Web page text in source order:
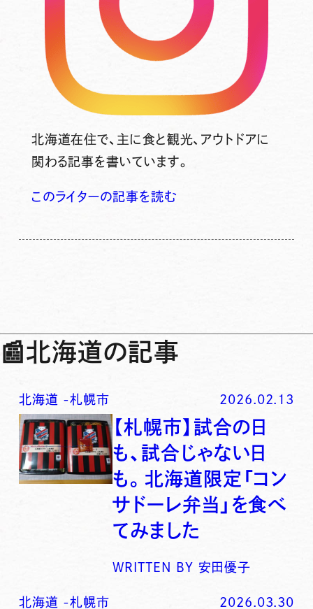
北海道在住で、主に食と観光、アウトドアに
関わる記事を書いています。
このライターの記事を読む
📰北海道の記事
北海道 -札幌市 2026.02.13
【札幌市】試合の日
も、試合じゃない日
も。北海道限定「コン
サドーレ弁当」を食べ
てみました
WRITTEN BY 安田優子
北海道 -札幌市 2026.03.30